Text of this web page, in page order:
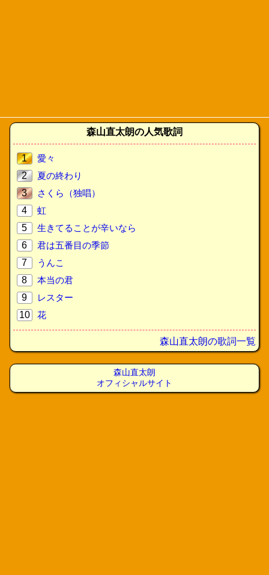
森山直太朗の人気歌詞
1
愛々
2
夏の終わり
3
さくら（独唱）
4
虹
5
生きてることが辛いなら
6
君は五番目の季節
7
うんこ
8
本当の君
9
レスター
10
花
森山直太朗の歌詞一覧
森山直太朗
オフィシャルサイト